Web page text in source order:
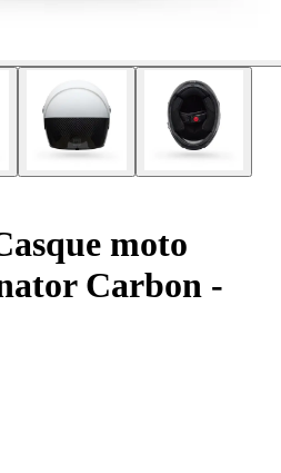
moto
Carbon -